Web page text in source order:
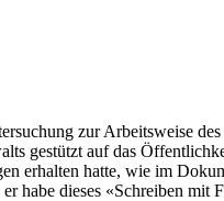
zur Arbeitsweise
gestützt auf das
erhalten hatte, wie im
habe dieses «Schreiben mit